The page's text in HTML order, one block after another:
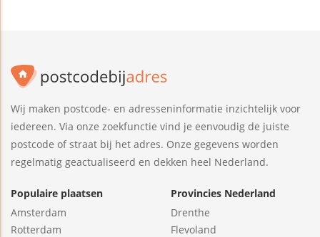
Wij maken postcode- en adresseninformatie inzichtelijk voor
iedereen. Via onze zoekfunctie vind je eenvoudig de juiste
postcode of straat bij het adres. Onze gegevens worden
regelmatig geactualiseerd en dekken heel Nederland.
Populaire plaatsen
Amsterdam
Rotterdam
Provincies Nederland
Drenthe
Flevoland